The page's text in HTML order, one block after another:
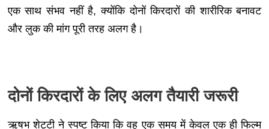
एक साथ संभव नहीं है, क्योंकि दोनों किरदारों की शारीरिक बनावट
और लुक की मांग पूरी तरह अलग है।
दोनों किरदारों के लिए अलग तैयारी जरूरी
ऋषभ शेट्टी ने स्पष्ट किया कि वह एक समय में केवल एक ही फिल्म